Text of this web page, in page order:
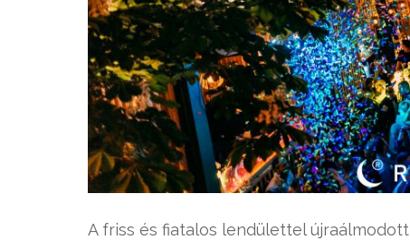
A friss és fiatalos lendülettel újraálmodott